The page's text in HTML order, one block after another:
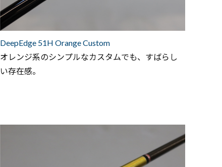
DeepEdge 51H Orange Custom
オレンジ系のシンプルなカスタムでも、すばらし
い存在感。